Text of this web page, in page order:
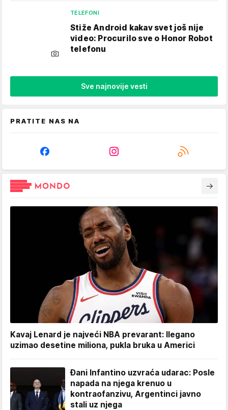
TELEFONI
Stiže Android kakav svet još nije
video: Procurilo sve o Honor Robot
telefonu
Sve najnovije vesti
PRATITE NAS NA
Kavaj Lenard je najveći NBA prevarant: Ilegano
uzimao desetine miliona, pukla bruka u Americi
Đani Infantino uzvraća udarac: Posle
napada na njega krenuo u
kontraofanzivu, Argentinci javno
stali uz njega